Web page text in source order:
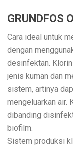
GRUNDFOS
Cara ideal untuk
dengan
desinfektan.
jenis kuman dan
sistem, artinya
mengeluarkan air.
dibanding
biofilm.
Sistem produksi